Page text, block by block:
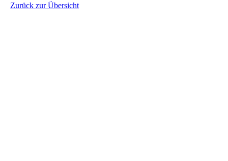
Zurück zur Übersicht